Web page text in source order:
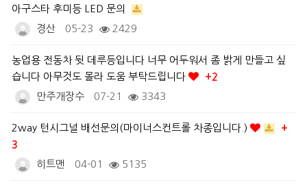
아구스타 후미등 LED 문의
경산
05-23 2429
농업용 전동차 뒷 데루등입니다 너무 어두워서 좀 밝게 만들고 싶
습니다 아무것도 몰라 도움 부탁드립니다
+2
만주개장수
07-21 3343
2way 턴시그널 배선문의(마이너스컨트롤 차종입니다.)
+
3
히트맨
04-01 5135